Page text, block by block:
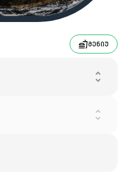
ᲛᲔᲜᲘᲣ